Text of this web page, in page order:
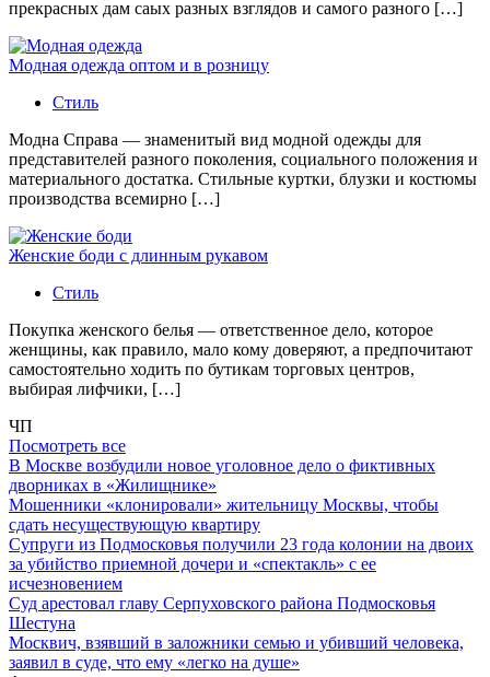
прекрасных дам саых разных взглядов и самого разного […]
Модная одежда оптом и в розницу
Стиль
Модна Справа — знаменитый вид модной одежды для
представителей разного поколения, социального положения и
материального достатка. Стильные куртки, блузки и костюмы
производства всемирно […]
Женские боди с длинным рукавом
Стиль
Покупка женского белья — ответственное дело, которое
женщины, как правило, мало кому доверяют, а предпочитают
самостоятельно ходить по бутикам торговых центров,
выбирая лифчики, […]
ЧП
Посмотреть все
В Москве возбудили новое уголовное дело о фиктивных
дворниках в «Жилищнике»
Мошенники «клонировали» жительницу Москвы, чтобы
сдать несуществующую квартиру
Супруги из Подмосковья получили 23 года колонии на двоих
за убийство приемной дочери и «спектакль» с ее
исчезновением
Суд арестовал главу Серпуховского района Подмосковья
Шестуна
Москвич, взявший в заложники семью и убивший человека,
заявил в суде, что ему «легко на душе»